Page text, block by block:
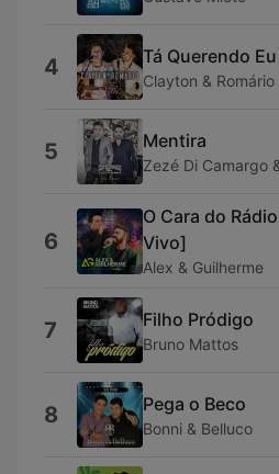
4 Tá Querendo
Clayton & Romário
5 Mentira
Zezé Di Camargo
6
O Cara do
Vivo]
Alex & Guilherme
7 Filho Pródigo
Bruno Mattos
8 Pega o Beco
Bonni & Belluco